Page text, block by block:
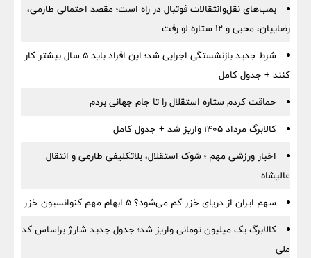
بمب‌های نقل‌وانتقالات فوتبال در راه است؛ مقصد احتمالی طارمی،
رضاییان، محبی و ۱۲ ستاره لو رفت
شرط جدید بازنشستگی اجرایی شد؛ این افراد باید ۵ سال بیشتر کار
کنند + جدول کامل
حماقت کردم ستاره استقلال را تا جام جهانی بردم
کالابرگ مرداد ۱۴۰۵ واریز شد + جدول کامل
اخبار ورزشی مهم ؛ شوک استقلال، بلاتکلیفی طارمی و انتقال
عالیشاه
سهم ایران از دریای خزر کم می‌شود؟ ۵ ابهام مهم کنوانسیون خزر
کالابرگ یک میلیون تومانی واریز شد؛ جدول جدید شارژ براساس کد
ملی